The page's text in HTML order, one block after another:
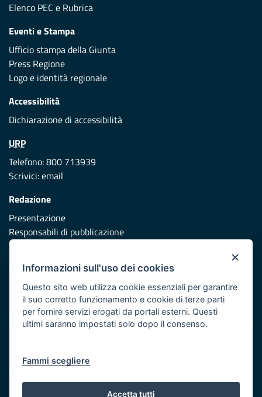
Elenco PEC e Rubrica
Eventi e Stampa
Ufficio stampa della Giunta
Press Regione
Logo e identità regionale
Accessibilità
Dichiarazione di accessibilità
URP
Telefono: 800 713939
Scrivici:email
Redazione
Presentazione
Responsabili di pubblicazione
Vai al sito di Protezione Civile Puglia
Iniziativa finanziata con risorse del POR Puglia 2014/2020 -
Asse XI
Cookie e privacy
Atti di notifica
Feed RSS
×
Informazioni sull'uso dei cookies
Questo sito web utilizza cookie essenziali per garantire
il suo corretto funzionamento e cookie di terze parti
per fornire servizi erogati da portali esterni. Questi
ultimi saranno impostati solo dopo il consenso.
Fammi scegliere
Accetta tutti